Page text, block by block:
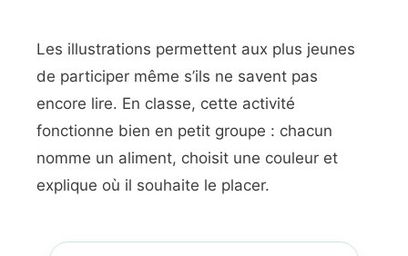
Les illustrations permettent aux plus jeunes
de participer même s’ils ne savent pas
encore lire. En classe, cette activité
fonctionne bien en petit groupe : chacun
nomme un aliment, choisit une couleur et
explique où il souhaite le placer.